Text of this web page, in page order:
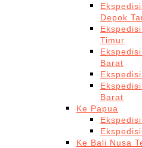
Depok
Timur
Barat
Barat
Ke Papua
Ke Bali Nusa